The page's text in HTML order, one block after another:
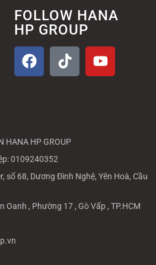
HANA HP GROUP
0109240352
số 68, Dương Đình Nghệ, Yên Hoà, Cầu
Oanh , Phường 17 , Gò Vấp , TP.HCM
FOLLOW HANA
HP GROUP